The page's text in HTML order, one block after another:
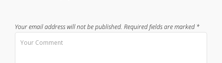
Your email address will not be published. Required fields are marked *